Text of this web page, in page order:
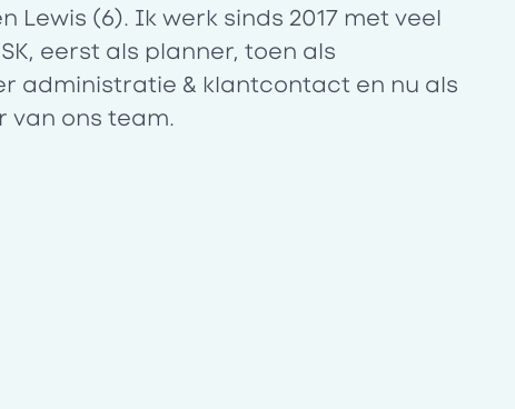
Lewis (6). Ik werk sinds 2017 met veel
eerst als planner, toen als
administratie & klantcontact en nu als
van ons team.